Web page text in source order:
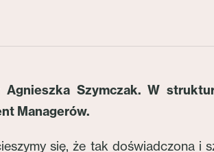
Szymczak. W
Managerów.
się, że tak doświadczona i